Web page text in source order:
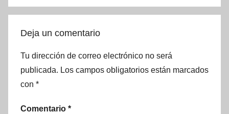
Deja un comentario
Tu dirección de correo electrónico no será
publicada. Los campos obligatorios están marcados
con *
Comentario *